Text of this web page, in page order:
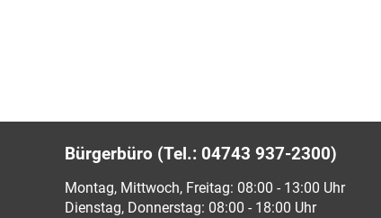
Bürgerbüro (Tel.: 04743 937-2300)
Montag, Mittwoch, Freitag: 08:00 - 13:00 Uhr
Dienstag, Donnerstag: 08:00 - 18:00 Uhr